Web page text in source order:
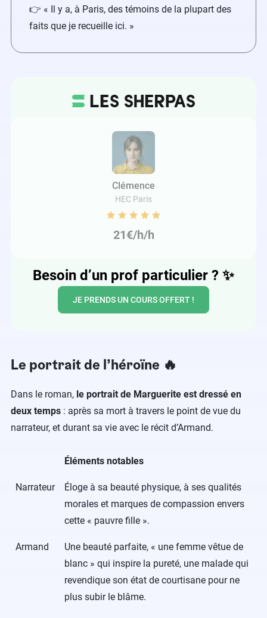
👉 « Il y a, à Paris, des témoins de la plupart des
faits que je recueille ici. »
Clémence
HEC Paris
21€/h/h
Besoin d’un prof particulier ? ✨
JE PRENDS UN COURS OFFERT !
Le portrait de l’héroïne​ 🔥
Dans le roman, le portrait de Marguerite est dressé en
deux temps : après sa mort à travers le point de vue du
narrateur, et durant sa vie avec le récit d’Armand.
Éléments notables
Narrateur
Éloge à sa beauté physique, à ses qualités
morales et marques de compassion envers
cette « pauvre fille ».
Armand
Une beauté parfaite, « une femme vêtue de
blanc » qui inspire la pureté, une malade qui
revendique son état de courtisane pour ne
plus subir le blâme.